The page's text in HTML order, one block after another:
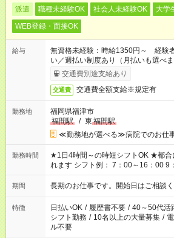
派遣 職種未経験OK 社会人未経験OK 大学
WEB登録・面接OK
給与
無資格未経験：時給1350円～ 経
い／週払い制度あり（月払いも選べ
完了次第のお支払いとなります。
交通費別途支給あり
交通費 交通費全額支給※規定有
勤務地
福岡県福津市
福間駅
/ 東 福間駅
≪勤務地が選べる≫病院でのお仕事
勤務時間
★1日4時間～の時短シフトOK ★都合に合わせてシフトが決めら
れます シフト例： 7：00～16：00 9
18：00 11：00～20：00 など ※Wワークの場合、他のお仕事と
合わせ週40時間超の就業はご案内で
派遣法（日雇い派遣の原則禁止）に
業はご案内が難しい場合があります
期間 長期のお仕事です。開始日はご相
特徴 日払いOK / 履歴書不要 / 40～50代活
シフト勤務 / 10名以上の大量募集 /
ル不要